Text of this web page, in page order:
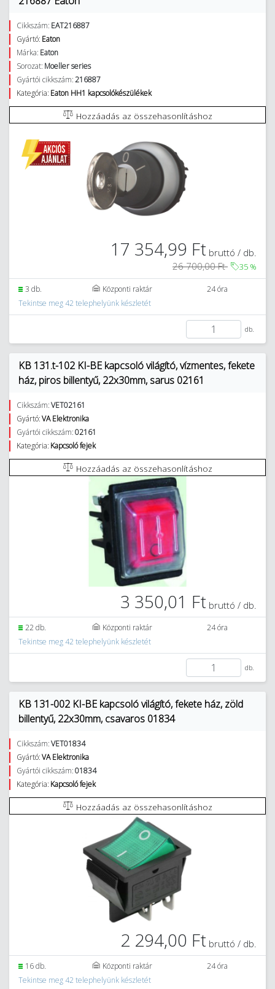
Cikkszám: EAT216887
Gyártó: Eaton
Márka: Eaton
Sorozat: Moeller series
Gyártói cikkszám:216887
Kategória: Eaton HH1 kapcsolókészülékek
Hozzáadás az összehasonlításhoz
17 354,99 Ft bruttó / db.
26 700,00 Ft
35 %
3 db. Központi raktár
24 óra
Tekintse meg 42 telephelyünk készletét
db.
KB 131.t-102 KI-BE kapcsoló világító, vízmentes, fekete
ház, piros billentyű, 22x30mm, sarus 02161
Cikkszám:VET02161
Gyártó:VA Elektronika
Gyártói cikkszám:02161
Kategória: Kapcsoló fejek
Hozzáadás az összehasonlításhoz
3 350,01 Ft bruttó / db.
22 db. Központi raktár
24 óra
Tekintse meg 42 telephelyünk készletét
db.
KB 131-002 KI-BE kapcsoló világító, fekete ház, zöld
billentyű, 22x30mm, csavaros 01834
Cikkszám:VET01834
Gyártó:VA Elektronika
Gyártói cikkszám:01834
Kategória: Kapcsoló fejek
Hozzáadás az összehasonlításhoz
2 294,00 Ft bruttó / db.
16 db. Központi raktár
24 óra
Tekintse meg 42 telephelyünk készletét